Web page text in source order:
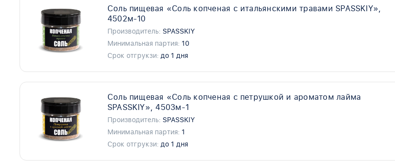
Соль пищевая «Cоль копченая с итальянскими травами SPASSKIY»,
4502м-10
Производитель: SPASSKIY
Минимальная партия: 10
Срок отгрукзи: до 1 дня
Соль пищевая «Cоль копченая с петрушкой и ароматом лайма
SPASSKIY», 4503м-1
Производитель: SPASSKIY
Минимальная партия: 1
Срок отгрукзи: до 1 дня